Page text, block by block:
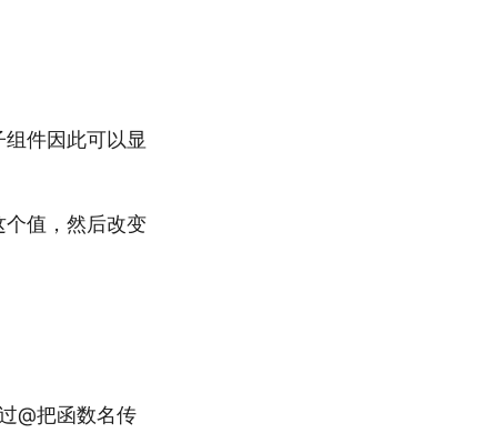
件因此可以显
值，然后改变
@把函数名传